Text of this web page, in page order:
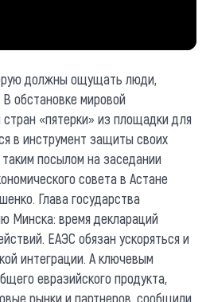
должны ощущать люди,
обстановке мировой
«пятерки» из площадки для
в инструмент защиты своих
посылом на заседании
совета в Астане
Глава государства
Минска: время деклараций
ЕАЭС обязан ускоряться и
интеграции. А ключевым
евразийского продукта,
рынки и партнеров, сообщили